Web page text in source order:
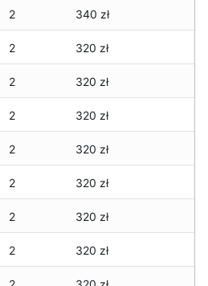
2 340 zł
2 320 zł
2 320 zł
2 320 zł
2 320 zł
2 320 zł
2 320 zł
2 320 zł